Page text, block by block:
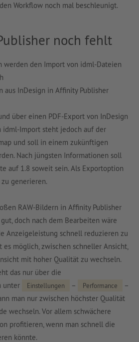
Workflow noch mal beschleunigt.
noch fehlt
werden den Import von idml-Dateien
aus InDesign in Affinity Publisher
über einen PDF-Export von InDesign
idml-Import steht jedoch auf der
und soll in einem zukünftigen
Nach jüngsten Informationen soll
auf 1.8 soweit sein. Als Exportoption
generieren.
RAW-Bildern in Affinity Publisher
doch nach dem Bearbeiten wäre
Anzeigeleistung schnell reduzieren zu
es möglich, zwischen schneller Ansicht,
mit hoher Qualität zu wechseln.
das nur über die
unter
Einstellungen – Performance –
man nur zwischen höchster Qualität
wechseln. Vor allem schwächere
profitieren, wenn man schnell die
könnte.